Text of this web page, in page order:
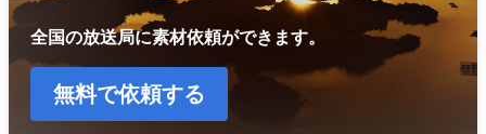
全国の放送局に素材依頼ができます。
無料で依頼する